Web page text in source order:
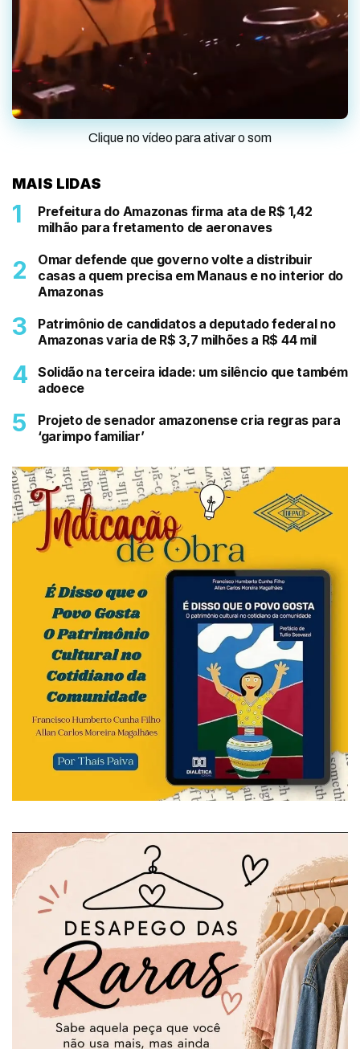
Clique no vídeo para ativar o som
MAIS LIDAS
Prefeitura do Amazonas firma ata de R$ 1,42
milhão para fretamento de aeronaves
Omar defende que governo volte a distribuir
casas a quem precisa em Manaus e no interior do
Amazonas
Patrimônio de candidatos a deputado federal no
Amazonas varia de R$ 3,7 milhões a R$ 44 mil
Solidão na terceira idade: um silêncio que também
adoece
Projeto de senador amazonense cria regras para
‘garimpo familiar’